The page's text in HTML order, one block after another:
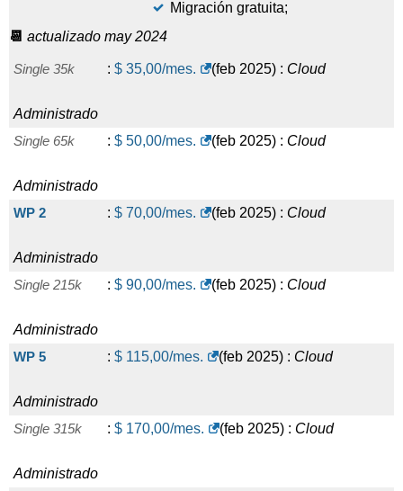
Migración gratuita;
📆 actualizado may 2024
Single 35k : $ 35,00/mes. (feb 2025) : Cloud
Administrado
Single 65k
: $ 50,00/mes. (feb 2025) : Cloud
Administrado
WP 2
: $ 70,00/mes. (feb 2025) : Cloud
Administrado
Single 215k
: $ 90,00/mes. (feb 2025) : Cloud
Administrado
WP 5
: $ 115,00/mes. (feb 2025) : Cloud
Administrado
Single 315k
: $ 170,00/mes. (feb 2025) : Cloud
Administrado